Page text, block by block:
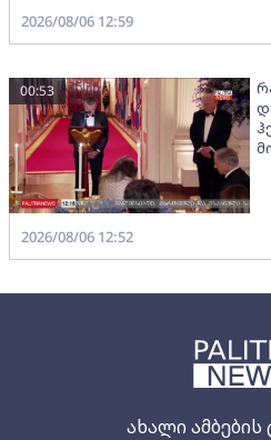
ახალი
2026/08/06 12:59
00:53
2026/08/06 12:52